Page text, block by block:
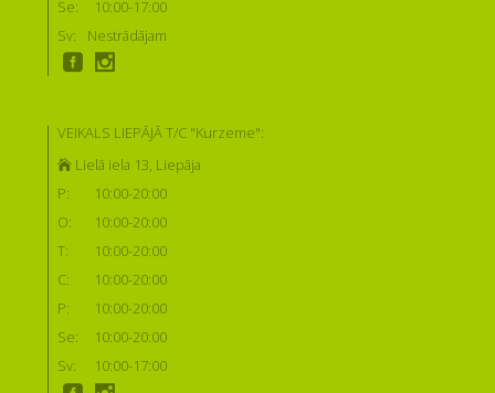
Se:
10:00-17:00
Sv:
Nestrādājam
VEIKALS LIEPĀJĀ T/C "Kurzeme":
Lielā iela 13, Liepāja
P:
10:00-20:00
O:
10:00-20:00
T:
10:00-20:00
C:
10:00-20:00
P:
10:00-20:00
Se:
10:00-20:00
Sv:
10:00-17:00